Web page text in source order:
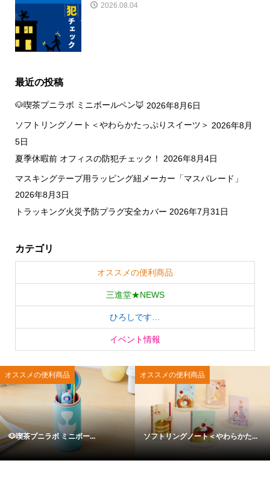
2026.08.04
最近の投稿
🐶喫茶プニラボ ミニボールペン🦊 2026年8月6日
ソフトリングノート＜やわらかたっぷりスイーツ＞ 2026年8月
5日
夏季休暇前 オフィスの防犯チェック！
2026年8月4日
マスキングテープ用ラッピング紐メーカー「マスパレード」
2026年8月3日
トラッキング火災予防プラグ安全カバー 2026年7月31日
カテゴリ
オススメの便利商品
三進堂★NEWS
ひろしです…
イベント情報
オススメの便利商品
🐶喫茶プニラボ ミニボー...
オススメの便利商品
ソフトリングノート＜やわらかた...